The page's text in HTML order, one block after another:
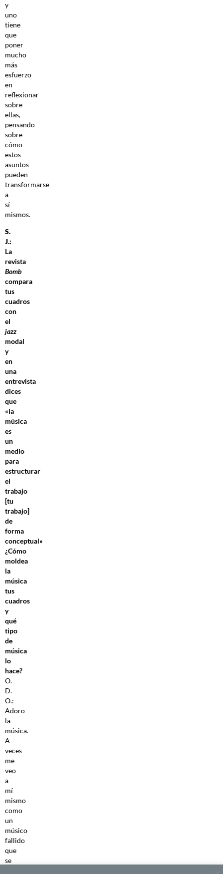
y
uno
tiene
que
poner
mucho
más
esfuerzo
en
reflexionar
sobre
ellas,
pensando
sobre
cómo
estos
asuntos
pueden
transformarse
a
sí
mismos.
S.
J.:
La
revista
Bomb
compara
tus
cuadros
con
el
jazz
modal
y
en
una
entrevista
dices
que
«la
música
es
un
medio
para
estructurar
el
trabajo
[tu
trabajo]
de
forma
conceptual»
¿Cómo
moldea
la
música
tus
cuadros
y
qué
tipo
de
música
lo
hace?
O.
D.
O.:
Adoro
la
música.
A
veces
me
veo
a
mí
mismo
como
un
músico
fallido
que
se